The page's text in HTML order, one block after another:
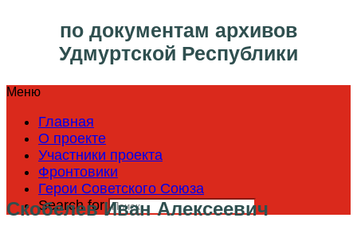
по документам архивов
Удмуртской Республики
Меню
Главная
О проекте
Участники проекта
Фронтовики
Герои Советского Союза
Search for:
Скобелев Иван Алексеевич